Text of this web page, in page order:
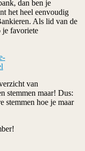
dan ben je
het heel eenvoudig
Als lid van de
je favoriete
van
stemmen maar! Dus:
stemmen hoe je maar